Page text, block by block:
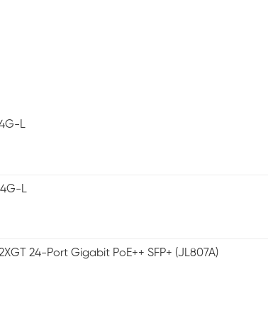
L
L
24-Port Gigabit PoE++ SFP+ (JL807A)